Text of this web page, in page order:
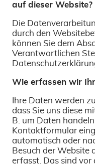
auf dieser Website?
Die
durch den
können Sie dem
Verantwortlichen
Wie erfassen wir
Ihre Daten werden
dass Sie uns diese
B. um Daten
Kontaktformular
automatisch oder
Besuch der Website
erfasst. Das sind vor